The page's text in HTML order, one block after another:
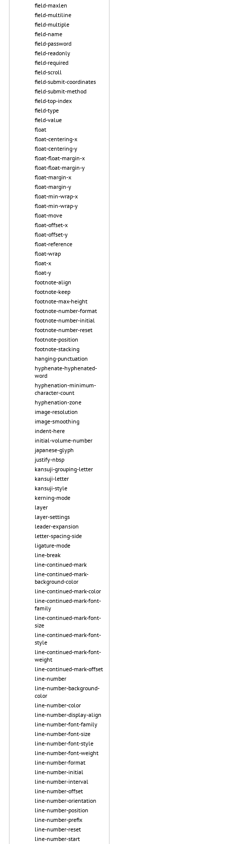
field-maxlen
field-multiline
field-multiple
field-name
field-password
field-readonly
field-required
field-scroll
field-submit-coordinates
field-submit-method
field-top-index
field-type
field-value
float
float-centering-x
float-centering-y
float-float-margin-x
float-float-margin-y
float-margin-x
float-margin-y
float-min-wrap-x
float-min-wrap-y
float-move
float-offset-x
float-offset-y
float-reference
float-wrap
float-x
float-y
footnote-align
footnote-keep
footnote-max-height
footnote-number-format
footnote-number-initial
footnote-number-reset
footnote-position
footnote-stacking
hanging-punctuation
hyphenate-hyphenated-
word
hyphenation-minimum-
character-count
hyphenation-zone
image-resolution
image-smoothing
indent-here
initial-volume-number
japanese-glyph
justify-nbsp
kansuji-grouping-letter
kansuji-letter
kansuji-style
kerning-mode
layer
layer-settings
leader-expansion
letter-spacing-side
ligature-mode
line-break
line-continued-mark
line-continued-mark-
background-color
line-continued-mark-color
line-continued-mark-font-
family
line-continued-mark-font-
size
line-continued-mark-font-
style
line-continued-mark-font-
weight
line-continued-mark-offset
line-number
line-number-background-
color
line-number-color
line-number-display-align
line-number-font-family
line-number-font-size
line-number-font-style
line-number-font-weight
line-number-format
line-number-initial
line-number-interval
line-number-offset
line-number-orientation
line-number-position
line-number-prefix
line-number-reset
line-number-start